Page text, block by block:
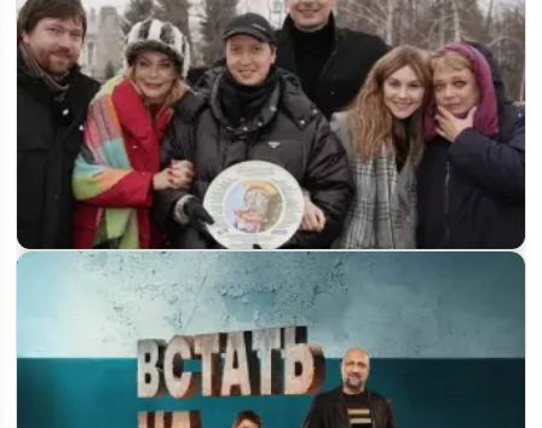
Когда выйдет «Менталистка» на ТВ-3: премьера в феврале
2026, сюжет…
Когда выйдет 2 сезон «Полюби меня снова» и будет ли он
вообще: что известно